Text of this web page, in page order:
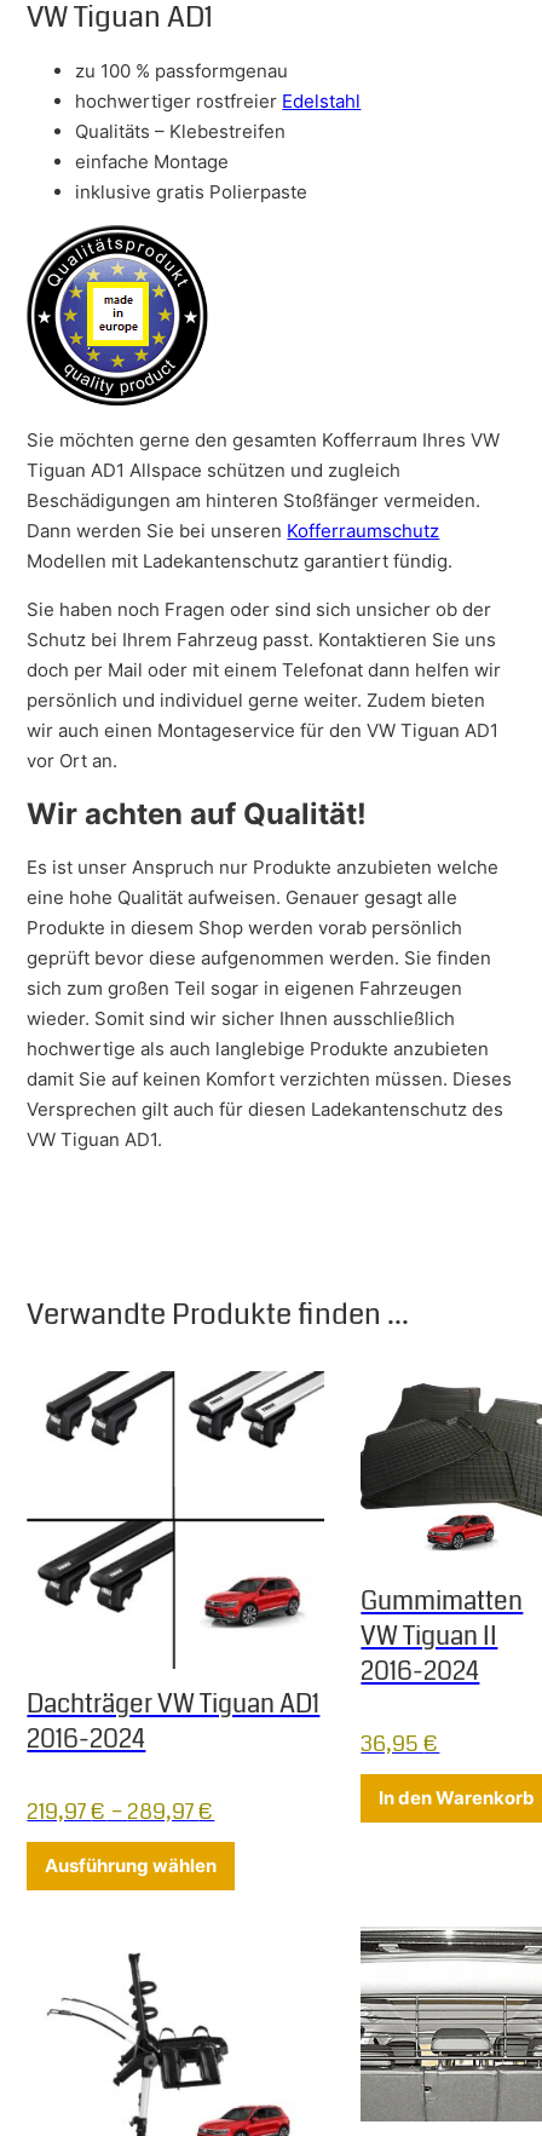
VW Tiguan AD1
zu 100 % passformgenau
hochwertiger rostfreier Edelstahl
Qualitäts – Klebestreifen
einfache Montage
inklusive gratis Polierpaste
Sie möchten gerne den gesamten Kofferraum Ihres VW
Tiguan AD1 Allspace schützen und zugleich
Beschädigungen am hinteren Stoßfänger vermeiden.
Dann werden Sie bei unseren Kofferraumschutz
Modellen mit Ladekantenschutz garantiert fündig.
Sie haben noch Fragen oder sind sich unsicher ob der
Schutz bei Ihrem Fahrzeug passt. Kontaktieren Sie uns
doch per Mail oder mit einem Telefonat dann helfen wir
persönlich und individuel gerne weiter. Zudem bieten
wir auch einen Montageservice für den VW Tiguan AD1
vor Ort an.
Wir achten auf Qualität!
Es ist unser Anspruch nur Produkte anzubieten welche
eine hohe Qualität aufweisen. Genauer gesagt alle
Produkte in diesem Shop werden vorab persönlich
geprüft bevor diese aufgenommen werden. Sie finden
sich zum großen Teil sogar in eigenen Fahrzeugen
wieder. Somit sind wir sicher Ihnen ausschließlich
hochwertige als auch langlebige Produkte anzubieten
damit Sie auf keinen Komfort verzichten müssen. Dieses
Versprechen gilt auch für diesen Ladekantenschutz des
VW Tiguan AD1.
Verwandte Produkte finden ...
Dachträger VW Tiguan AD1
2016-2024
219,97€ –289,97€
Ausführung wählen
Gummimatten
VW Tiguan II
2016-2024
36,95€
In den Warenkorb